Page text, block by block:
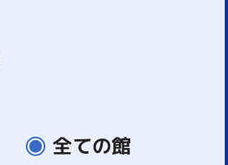
全ての館